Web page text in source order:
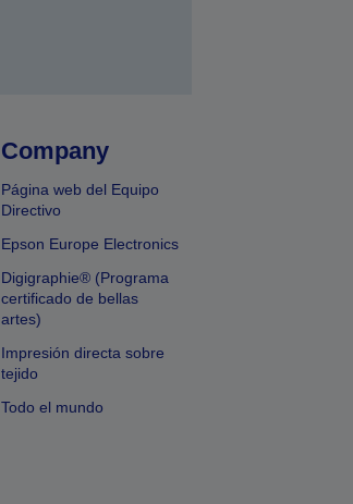
Company
Página web del Equipo
Directivo
Epson Europe Electronics
Digigraphie® (Programa
certificado de bellas
artes)
Impresión directa sobre
tejido
Todo el mundo